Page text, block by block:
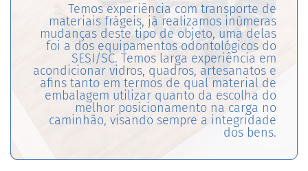
Temos experiência com transporte de
materiais frágeis, já realizamos inúmeras
mudanças deste tipo de objeto, uma delas
foi a dos equipamentos odontológicos do
SESI/SC. Temos larga experiência em
acondicionar vidros, quadros, artesanatos e
afins tanto em termos de qual material de
embalagem utilizar quanto da escolha do
melhor posicionamento na carga no
caminhão, visando sempre a integridade
dos bens.